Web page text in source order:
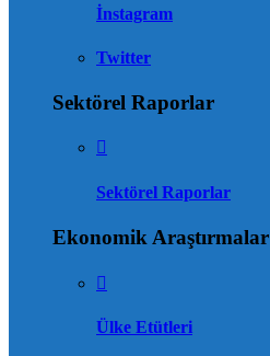
İnstagram
Twitter
Sektörel Raporlar
Sektörel Raporlar
Ekonomik Araştırmalar
Ülke Etütleri